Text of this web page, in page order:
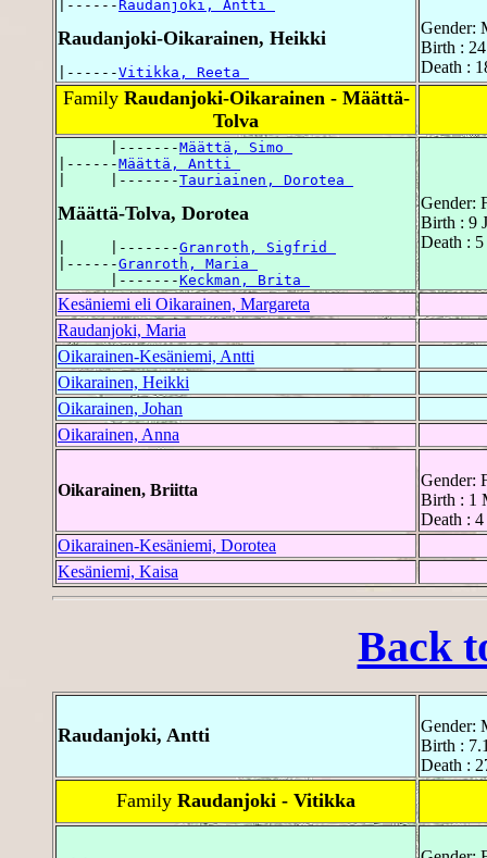
|------ Raudanjoki, Antti
Raudanjoki-Oikarainen, Heikki
|------Vitikka, Reeta
Gender:
Birth :
Death :
Family Raudanjoki-Oikarainen - Määttä-
Tolva
      |-------
Määttä, Simo
|------Määttä, Antti
|     |-------Tauriainen, Dorotea
Määttä-Tolva, Dorotea
|     |-------Granroth, Sigfrid
|------Granroth, Maria
      |-------
Keckman, Brita
Gender:
Birth : 9
Death :
Kesäniemi eli Oikarainen, Margareta
Raudanjoki, Maria
Oikarainen-Kesäniemi, Antti
Oikarainen, Heikki
Oikarainen, Johan
Oikarainen, Anna
Oikarainen, Briitta
Gender:
Birth : 1
Death :
Oikarainen-Kesäniemi, Dorotea
Kesäniemi, Kaisa
Back
Raudanjoki, Antti
Gender:
Birth :
Death :
Family Raudanjoki - Vitikka